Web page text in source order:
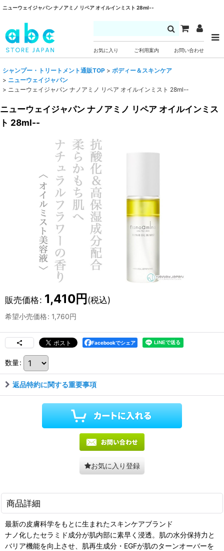
ニューウェイジャパン ナノアミノ リペア オイルインミスト 28ml--
お気に入り ご利用案内 お問い合わせ
シャンプー・トリートメント通販TOP > ボディー＆スキンケア
> ニューウェイジャパン
> ニューウェイジャパン ナノアミノ リペア オイルインミスト 28ml--
ニューウェイジャパン ナノアミノ リペア オイルインミス
ト 28ml--
販売価格: 1,410円 (税込)
希望小売価格: 1,760円
Facebookでシェア
数量:
返品特約に関する重要事項
お気に入り登録
商品詳細
最新の皮膚科学をもとに生まれたスキンケアブランド
ナノ化したセラミド成分が肌内部に素早く浸透。肌の水分保持力と
バリア機能を向上させ、肌再生成分・EGFが肌のターンオーバーを